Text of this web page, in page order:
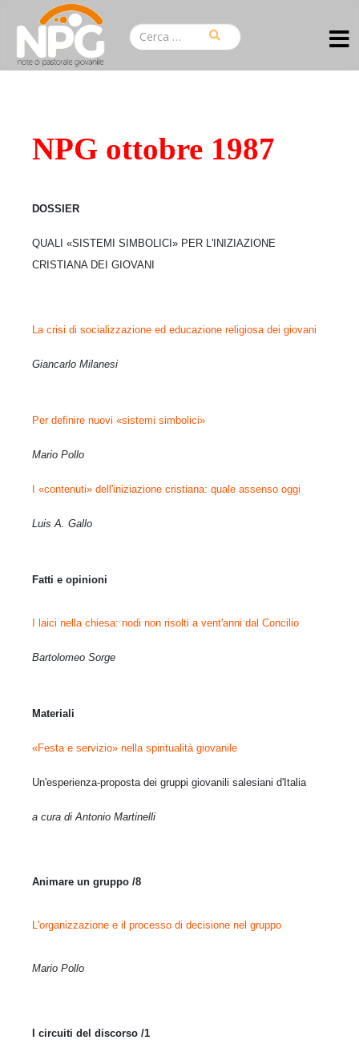
NPG ottobre 1987
DOSSIER
QUALI «SISTEMI SIMBOLICI» PER L'INIZIAZIONE
CRISTIANA DEI GIOVANI
La crisi di socializzazione ed educazione religiosa dei giovani
Giancarlo Milanesi
Per definire nuovi «sistemi simbolici»
Mario Pollo
I «contenuti» dell'iniziazione cristiana: quale assenso oggi
Luis A. Gallo
Fatti e opinioni
I laici nella chiesa: nodi non risolti a vent'anni dal Concilio
Bartolomeo Sorge
Materiali
«Festa e servizio» nella spiritualità giovanile
Un'esperienza-proposta dei gruppi giovanili salesiani d'Italia
a cura di Antonio Martinelli
Animare un gruppo /8
L'organizzazione e il processo di decisione nel gruppo
Mario Pollo
I circuiti del discorso /1